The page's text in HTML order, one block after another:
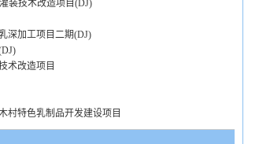
装技术改造项目(DJ)
深加工项目二期(DJ)
术改造项目
村特色乳制品开发建设项目